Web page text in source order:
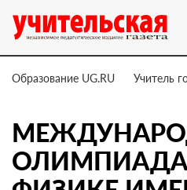
Образование UG.RU Учитель